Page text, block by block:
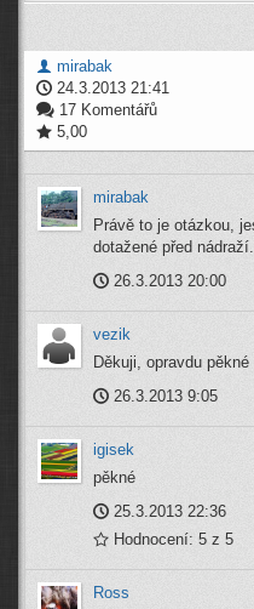
mirabak
24.3.2013 21:41
17 Komentářů
5,00
mirabak
Právě to je otázkou,
dotažené před
26.3.2013 20:00
vezik
Děkuji, opravdu pěkné
26.3.2013 9:05
igisek
pěkné
25.3.2013 22:36
Hodnocení: 5 z 5
Ross